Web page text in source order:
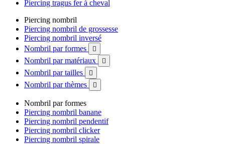
Piercing tragus fer à cheval
Piercing nombril
Piercing nombril de grossesse
Piercing nombril inversé
Nombril par formes

Nombril par matériaux 
Nombril par tailles 
Nombril par thèmes 
Nombril par formes
Piercing nombril banane
Piercing nombril pendentif
Piercing nombril clicker
Piercing nombril spirale